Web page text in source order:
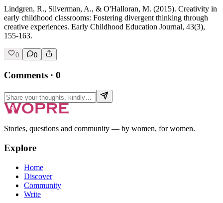
Lindgren, R., Silverman, A., & O'Halloran, M. (2015). Creativity in
early childhood classrooms: Fostering divergent thinking through
creative experiences. Early Childhood Education Journal, 43(3),
155-163.
0 0
Comments · 0
Stories, questions and community — by women, for women.
Explore
Home
Discover
Community
Write